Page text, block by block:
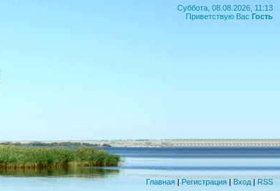
Суббота, 08.08.2026, 11:13
Приветствую Вас Гость
Главная|Регистрация|Вход|RSS